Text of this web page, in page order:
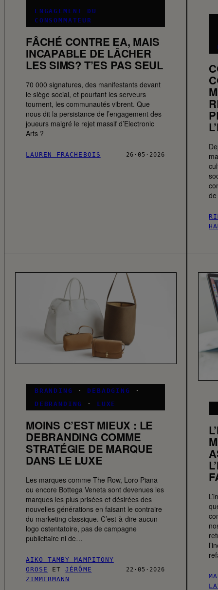
ENGAGEMENT DU
CONSOMMATEUR
FÂCHÉ CONTRE EA, MAIS
INCAPABLE DE LÂCHER
LES SIMS? T’ES PAS SEUL
70 000 signatures, des manifestants devant
le siège social, et pourtant les serveurs
tournent, les communautés vibrent. Que
nous dit la persistance de l’engagement des
joueurs malgré le rejet massif d’Electronic
Arts ?
LAUREN FRACHEBOIS 26·05·2026
BRANDING · DEBADGING
·
DEBRANDING
· LUXE
MOINS C’EST MIEUX : LE
DEBRANDING COMME
STRATÉGIE DE MARQUE
DANS LE LUXE
Les marques comme The Row, Loro Piana
ou encore Bottega Veneta sont devenues les
marques les plus prisées et désirées des
nouvelles générations en faisant le contraire
du marketing classique. C’est-à-dire aucun
logo ostentatoire, pas de campagne
publicitaire ni de…
AIKO TAMBY MAMPITONY
OROSE
ETJÉRÔME
ZIMMERMANN
22·05·2026